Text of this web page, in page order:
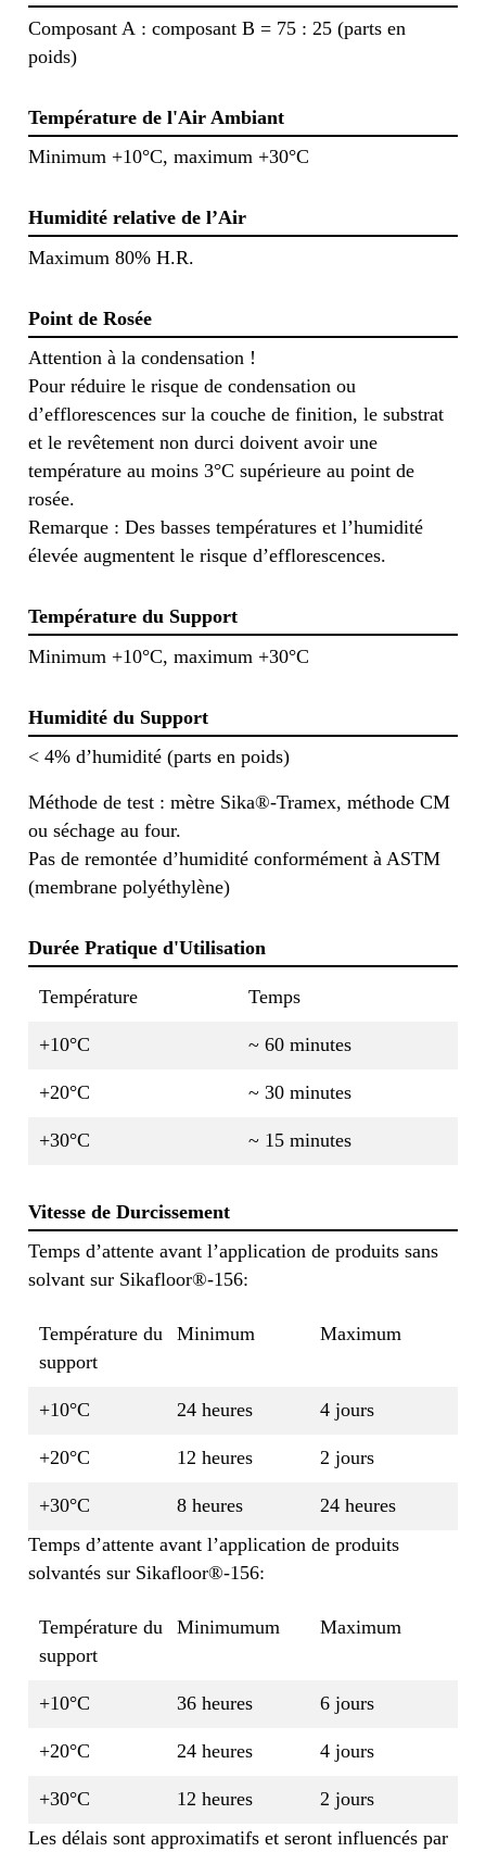
Composant A : composant B = 75 : 25 (parts en
poids)
Température de l'Air Ambiant
Minimum +10°C, maximum +30°C
Humidité relative de l’Air
Maximum 80% H.R.
Point de Rosée
Attention à la condensation !
Pour réduire le risque de condensation ou
d’efflorescences sur la couche de finition, le substrat
et le revêtement non durci doivent avoir une
température au moins 3°C supérieure au point de
rosée.
Remarque : Des basses températures et l’humidité
élevée augmentent le risque d’efflorescences.
Température du Support
Minimum +10°C, maximum +30°C
Humidité du Support
< 4% d’humidité (parts en poids)
Méthode de test : mètre Sika®-Tramex, méthode CM
ou séchage au four.
Pas de remontée d’humidité conformément à ASTM
(membrane polyéthylène)
Durée Pratique d'Utilisation
Température Temps
+10°C ~ 60 minutes
+20°C ~ 30 minutes
+30°C ~ 15 minutes
Vitesse de Durcissement
Temps d’attente avant l’application de produits sans
solvant sur Sikafloor®-156:
Température du
support
Minimum Maximum
+10°C 24 heures 4 jours
+20°C 12 heures 2 jours
+30°C 8 heures
24 heures
Temps d’attente avant l’application de produits
solvantés sur Sikafloor®-156:
Température du
support
Minimumum Maximum
+10°C 36 heures 6 jours
+20°C 24 heures 4 jours
+30°C 12 heures
2 jours
Les délais sont approximatifs et seront influencés par